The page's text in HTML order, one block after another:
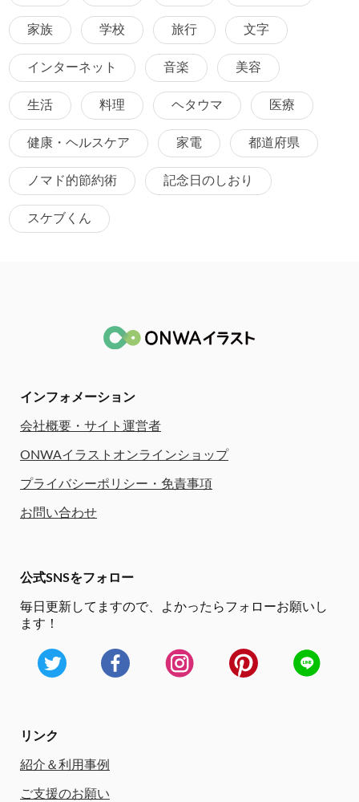
家族 学校 旅行 文字
インターネット 音楽 美容
生活 料理 ヘタウマ 医療
健康・ヘルスケア 家電 都道府県
ノマド的節約術 記念日のしおり
スケブくん
インフォメーション
会社概要・サイト運営者
ONWAイラストオンラインショップ
プライバシーポリシー・免責事項
お問い合わせ
公式SNSをフォロー
毎日更新してますので、
よかったらフォローお願いし
ます！
リンク
紹介＆利用事例
ご支援のお願い